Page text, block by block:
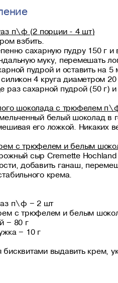
п\ф (2 порции - 4 шт)
взбить.
сахарную пудру 150 г и
муку, перемешать
пудрой и оставить на 5
4 круга диаметром 20
раз сахарной пудрой (50 г) и
шоколада с трюфелем
белый шоколад в
его ложкой. Никаких
с трюфелем и белым
сыр Cremette
добавить ганаш,
крема.
п\ф – 2 шт
с трюфелем и белым
– 80 г
– 10 г
выдавить крем,